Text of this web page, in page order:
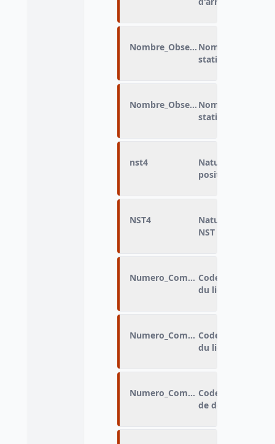
Nombre_Observations
Nombre
statistique
Nombre_Observations
Nombre
statistique
nst4
Nature de la
positions
NST4
Nature de la
NST sur 4
Numero_Com_de_chargement
Code indiquant
du lieu de
Numero_Com_de_dechargement
Code indiquant
du lieu de
Numero_Com_destination
Code indiquant